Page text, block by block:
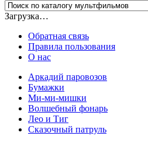
Загрузка…
Обратная связь
Правила пользования
О нас
Аркадий паровозов
Бумажки
Ми-ми-мишки
Волшебный фонарь
Лео и Тиг
Сказочный патруль